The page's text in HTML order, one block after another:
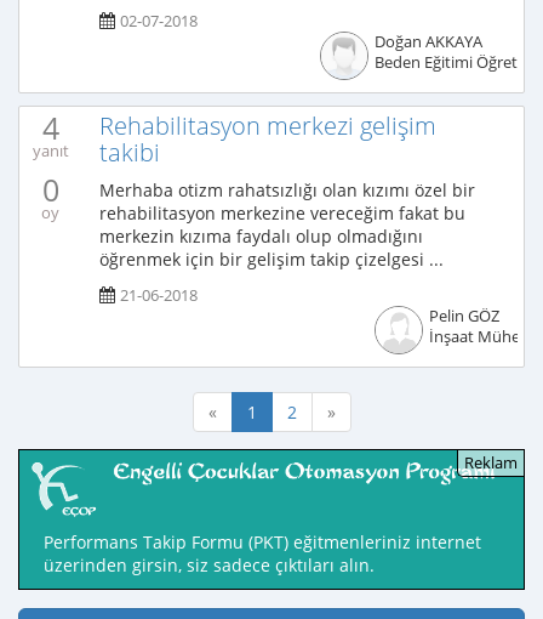
02-07-2018
Doğan AKKAYA
Beden Eğitimi
4
yanıt
0
oy
Rehabilitasyon merkezi gelişim
takibi
Merhaba otizm rahatsızlığı olan kızımı özel bir
rehabilitasyon merkezine vereceğim fakat bu
merkezin kızıma faydalı olup olmadığını
öğrenmek için bir gelişim takip çizelgesi ...
21-06-2018
Pelin GÖZ
İnşaat
« 1 2 »
Performans Takip Formu (PKT) eğitmenleriniz internet
üzerinden girsin, siz sadece çıktıları alın.